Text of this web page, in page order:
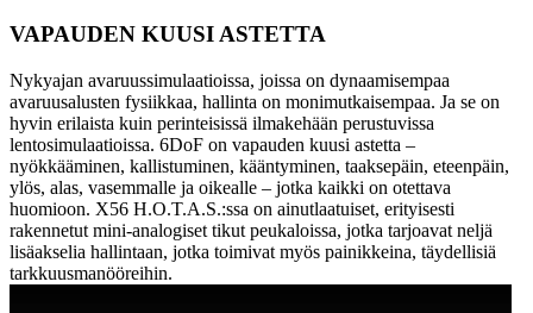
VAPAUDEN KUUSI ASTETTA
Nykyajan avaruussimulaatioissa, joissa on dynaamisempaa
avaruusalusten fysiikkaa, hallinta on monimutkaisempaa. Ja se on
hyvin erilaista kuin perinteisissä ilmakehään perustuvissa
lentosimulaatioissa. 6DoF on vapauden kuusi astetta –
nyökkääminen, kallistuminen, kääntyminen, taaksepäin, eteenpäin,
ylös, alas, vasemmalle ja oikealle – jotka kaikki on otettava
huomioon. X56 H.O.T.A.S.:ssa on ainutlaatuiset, erityisesti
rakennetut mini-analogiset tikut peukaloissa, jotka tarjoavat neljä
lisäakselia hallintaan, jotka toimivat myös painikkeina, täydellisiä
tarkkuusmanööreihin.